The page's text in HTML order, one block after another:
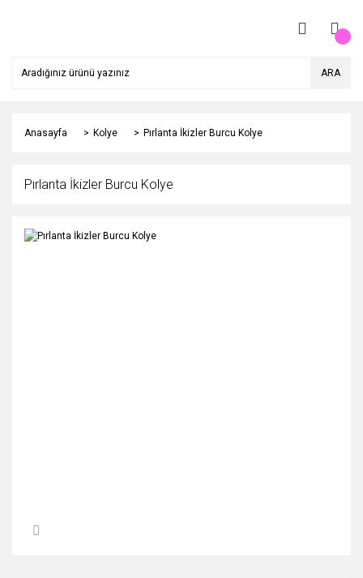
ARA
Anasayfa Kolye Pırlanta İkizler Burcu Kolye
Pırlanta İkizler Burcu Kolye